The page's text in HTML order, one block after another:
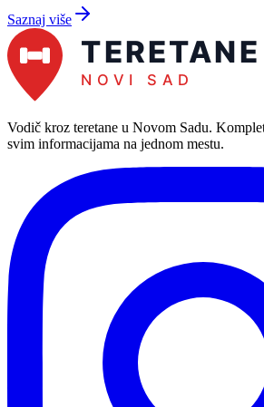
Saznaj više
Vodič kroz teretane u Novom Sadu.
svim informacijama na jednom mestu.